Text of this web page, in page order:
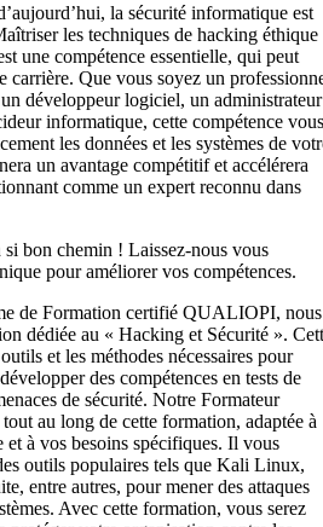
la sécurité informatique est
les techniques de hacking éthique
une compétence essentielle, qui peut
carrière. Que vous soyez un
développeur logiciel, un administrateur
informatique, cette compétence vous
les données et les systèmes de
un avantage compétitif et accélérera
comme un expert reconnu dans
si bon chemin ! Laissez-nous vous
pour améliorer vos compétences.
de Formation certifié QUALIOPI, nous
dédiée au « Hacking et Sécurité ».
et les méthodes nécessaires pour
des compétences en tests de
de sécurité. Notre Formateur
au long de cette formation, adaptée à
et à vos besoins spécifiques. Il vous
outils populaires tels que Kali Linux,
entre autres, pour mener des attaques
Avec cette formation, vous serez